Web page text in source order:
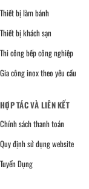
Thiết bị làm bánh
Thiết bị khách sạn
Thi công bếp công nghiệp
Gia công inox theo yêu cầu
HỢP TÁC VÀ LIÊN KẾT
Chính sách thanh toán
Quy định sử dụng website
Tuyển Dụng